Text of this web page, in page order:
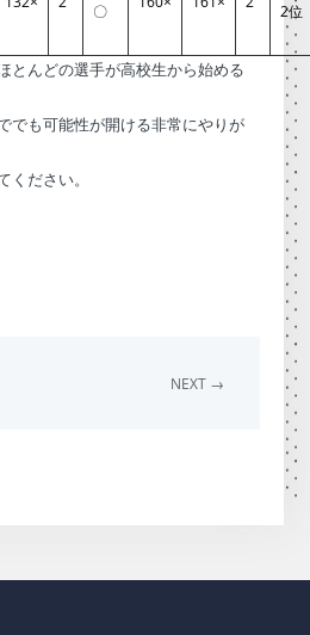
〇
2位
とんどの選手が高校生から始める
でも可能性が開ける非常にやりが
ください。
NEXT →